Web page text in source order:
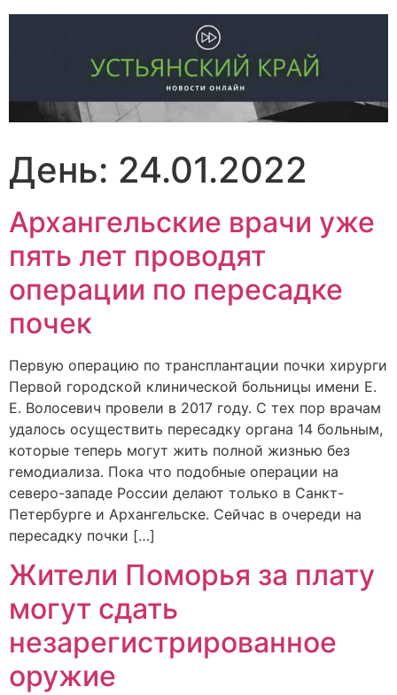
Перейти
День: 24.01.2022
Архангельские врачи уже
пять лет проводят
операции по пересадке
почек
Первую операцию по трансплантации почки хирурги
Первой городской клинической больницы имени Е.
Е. Волосевич провели в 2017 году. С тех пор врачам
удалось осуществить пересадку органа 14 больным,
которые теперь могут жить полной жизнью без
гемодиализа. Пока что подобные операции на
северо-западе России делают только в Санкт-
Петербурге и Архангельске. Сейчас в очереди на
пересадку почки […]
Жители Поморья за плату
могут сдать
незарегистрированное
оружие